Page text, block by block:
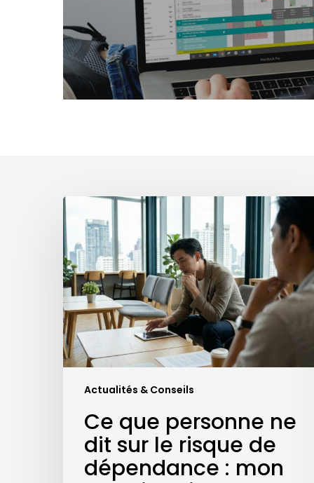
Actualités & Conseils
Ce
que
personne
ne
dit
sur
le
risque
de
dépendance
:
mon
trimestre
Ce que personne ne
dit sur le risque de
dépendance : mon